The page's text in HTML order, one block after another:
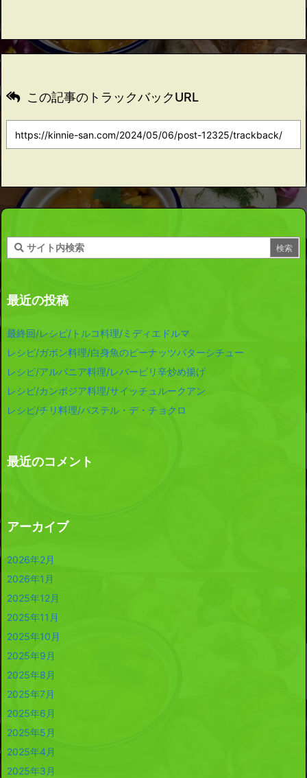
この記事のトラックバックURL
最近の投稿
最終回/レシピ/トルコ料理/ミディエドルマ
レシピ/ガボン料理/白身魚のピーナッツバターシチュー
レシピ/アルバニア料理/レバーピリ辛炒め揚げ
レシピ/カンボジア料理/サイッチュルークアン
レシピ/チリ料理/パステル・デ・チョクロ
最近のコメント
アーカイブ
2026年2月
2026年1月
2025年12月
2025年11月
2025年10月
2025年9月
2025年8月
2025年7月
2025年6月
2025年5月
2025年4月
2025年3月